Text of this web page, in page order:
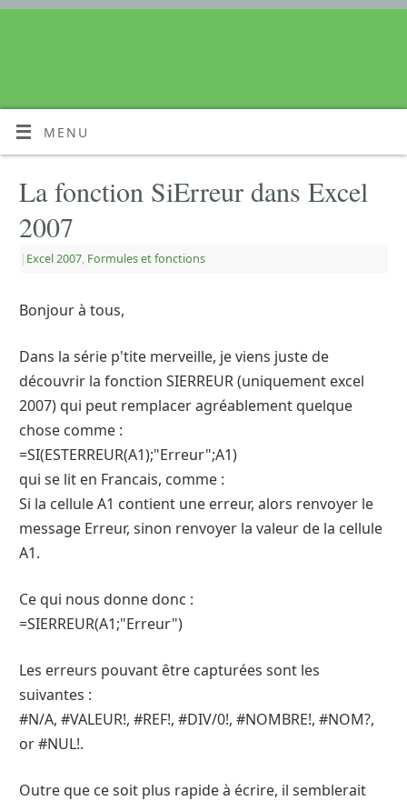
MENU
La fonction SiErreur dans Excel
2007
| Excel 2007, Formules et fonctions
Bonjour à tous,
Dans la série p'tite merveille, je viens juste de
découvrir la fonction SIERREUR (uniquement excel
2007) qui peut remplacer agréablement quelque
chose comme :
=SI(ESTERREUR(A1);"Erreur";A1)
qui se lit en Francais, comme :
Si la cellule A1 contient une erreur, alors renvoyer le
message Erreur, sinon renvoyer la valeur de la cellule
A1.
Ce qui nous donne donc :
=SIERREUR(A1;"Erreur")
Les erreurs pouvant être capturées sont les
suivantes :
#N/A, #VALEUR!, #REF!, #DIV/0!, #NOMBRE!, #NOM?,
or #NUL!.
Outre que ce soit plus rapide à écrire, il semblerait